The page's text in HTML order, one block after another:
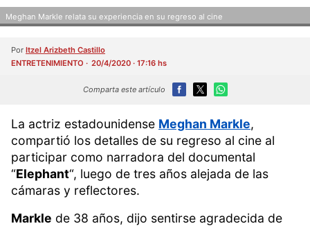
Meghan Markle relata su experiencia en su regreso al cine
Por Itzel Arizbeth Castillo
ENTRETENIMIENTO
20/4/2020 · 17:16 hs
Comparta este artículo
La actriz estadounidense Meghan Markle,
compartió los detalles de su regreso al cine al
participar como narradora del documental
“Elephant“, luego de tres años alejada de las
cámaras y reflectores.
Markle de 38 años, dijo sentirse agradecida de